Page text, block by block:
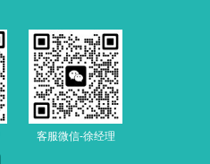
客服微信-徐经理